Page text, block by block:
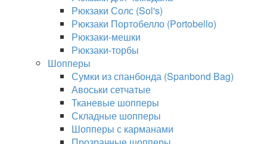
Рюкзаки Солс (Sol's)
Рюкзаки Портобелло (Portobello)
Рюкзаки-мешки
Рюкзаки-торбы
Шопперы
Сумки из спанбонда (Spanbond Bag)
Авоськи сетчатые
Тканевые шопперы
Складные шопперы
Шопперы с карманами